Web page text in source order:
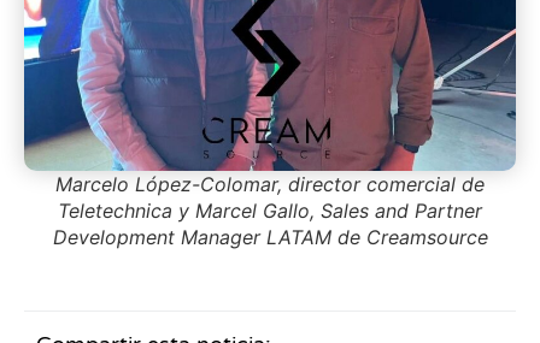
Marcelo López-Colomar, director comercial de
Teletechnica y Marcel Gallo, Sales and Partner
Development Manager LATAM de Creamsource